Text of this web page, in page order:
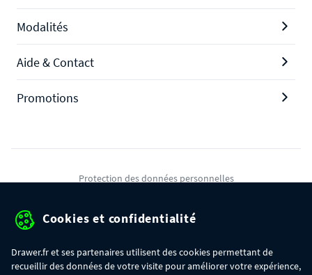
Modalités
Aide & Contact
Promotions
Protection des données personnelles
Gérer mes cookies
Cookies et confidentialité
Drawer.fr et ses partenaires utilisent des cookies permettant de
recueillir des données de votre visite pour améliorer votre expérience,